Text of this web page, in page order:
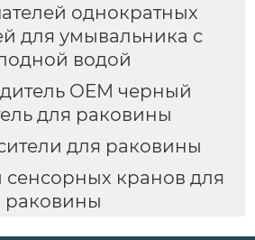
однократных
для умывальника с
водой
OEM черный
для раковины
для раковины
кранов для
раковины